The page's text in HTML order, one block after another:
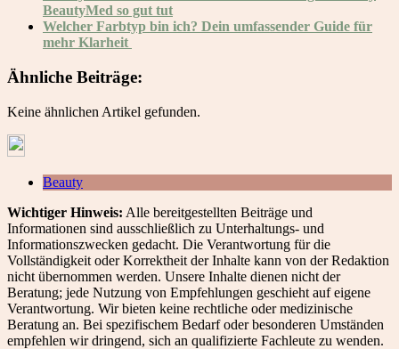
BeautyMed so gut tut
Welcher Farbtyp bin ich? Dein umfassender Guide für
mehr Klarheit
Ähnliche Beiträge:
Keine ähnlichen Artikel gefunden.
Beauty
Wichtiger Hinweis: Alle bereitgestellten Beiträge und
Informationen sind ausschließlich zu Unterhaltungs- und
Informationszwecken gedacht. Die Verantwortung für die
Vollständigkeit oder Korrektheit der Inhalte kann von der Redaktion
nicht übernommen werden. Unsere Inhalte dienen nicht der
Beratung; jede Nutzung von Empfehlungen geschieht auf eigene
Verantwortung. Wir bieten keine rechtliche oder medizinische
Beratung an. Bei spezifischem Bedarf oder besonderen Umständen
empfehlen wir dringend, sich an qualifizierte Fachleute zu wenden.